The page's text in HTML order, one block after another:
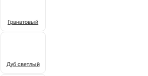
Гранатовый
Дуб светлый